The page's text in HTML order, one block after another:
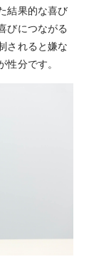
結果的な喜び
びにつながる
されると嫌な
分です。